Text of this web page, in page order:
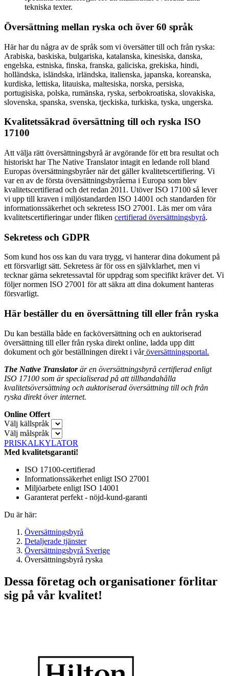
tekniska texter.
Översättning mellan ryska och över 60 språk
Här har du några av de språk som vi översätter till och från ryska:
Arabiska, baskiska, bulgariska, katalanska, kinesiska, danska,
engelska, estniska, finska, franska, galiciska, grekiska, hindi,
holländska, isländska, irländska, italienska, japanska, koreanska,
kurdiska, lettiska, litauiska, maltesiska, norska, persiska,
portugisiska, polska, rumänska, ryska, serbokroatiska, slovakiska,
slovenska, spanska, svenska, tjeckiska, turkiska, tyska, ungerska.
Kvalitetssäkrad översättning till och ryska ISO
17100
Att välja rätt översättningsbyrå är avgörande för ett bra resultat och
historiskt har The Native Translator intagit en ledande roll bland
Europas översättningsbyråer när det gäller kvalitetscertifiering. Vi
var en av de första översättningsbyråerna i Europa som blev
kvalitetscertifierad och det redan 2011. Utöver ISO 17100 så lever
vi upp till kraven i miljöstandarden ISO 14001 och standarden för
informationssäkerhet och sekretess ISO 27001. Läs mer om våra
kvalitetscertifieringar under fliken certifierad översättningsbyrå.
Sekretess och GDPR
Som kund hos oss kan du vara trygg, vi hanterar dina dokument på
ett försvarligt sätt. Sekretess är för oss en självklarhet, men vi
tecknar gärna sekretessavtal för uppdrag som specifikt kräver det. Vi
följer normen ISO 27001 för att säkra att dina dokument hanteras
försvarligt.
Här beställer du en översättning till eller från ryska
Du kan beställa både en facköversättning och en auktoriserad
översättning till eller från ryska direkt online, ladda upp ditt
dokument och gör beställningen direkt i vår översättningsportal.
The Native Translatorär en översättningsbyrå certifierad enligt
ISO 17100 som är specialiserad på att tillhandahålla
kvalitetsöversättning och auktoriserad översättning till och från
ryska direkt över internet.
Online Offert
Välj källspråk
Välj målspråk
PRISKALKYLATOR
Med kvalitetsgaranti!
ISO 17100-certifierad
Informationssäkerhet enligt ISO 27001
Miljöarbete enligt ISO 14001
Garanterat perfekt - nöjd-kund-garanti
Du är här:
Översättningsbyrå
Detaljerade tjänster
Översättningsbyrå Sverige
Översättningsbyrå ryska
Dessa företag och organisationer förlitar
sig på vår kvalitet!